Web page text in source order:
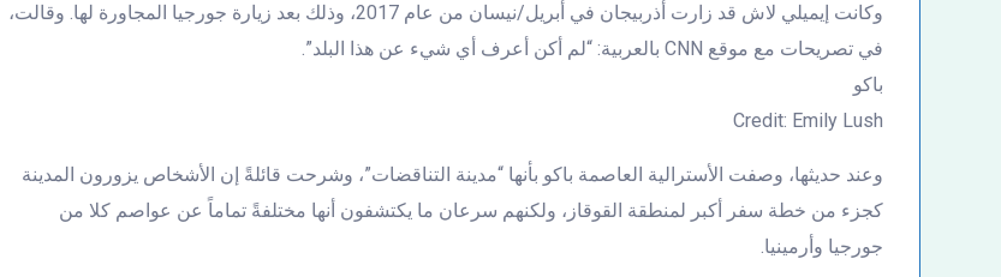
وكانت إيميلي لاش قد زارت أذربيجان في أبريل/نيسان من عام 2017، وذلك بعد زيارة جورجيا المجاورة لها. وقالت،
في تصريحات مع موقع CNN بالعربية: “لم أكن أعرف أي شيء عن هذا البلد”.
باكو
Credit: Emily Lush
وعند حديثها، وصفت الأسترالية العاصمة باكو بأنها “مدينة التناقضات”، وشرحت قائلةً إن الأشخاص يزورون المدينة
كجزء من خطة سفر أكبر لمنطقة القوقاز، ولكنهم سرعان ما يكتشفون أنها مختلفةً تماماً عن عواصم كلا من
جورجيا وأرمينيا.